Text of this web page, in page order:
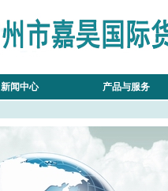
新闻中心 产品与服务